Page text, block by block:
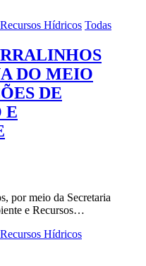
Hídricos Todas
DO MEIO
DE
E
por meio da Secretaria
e Recursos…
Hídricos